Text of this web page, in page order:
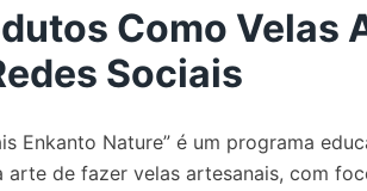
Como Velas
Sociais
Enkanto Nature” é um programa
arte de fazer velas artesanais, com